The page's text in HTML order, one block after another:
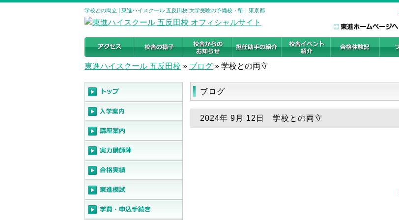
学校との両立 | 東進ハイスクール 五反田校 大学受験の予備校・塾｜東京都
東進ハイスクール 五反田校 » ブログ » 学校との両立
ブログ
2024年 9月 12日 学校との両立